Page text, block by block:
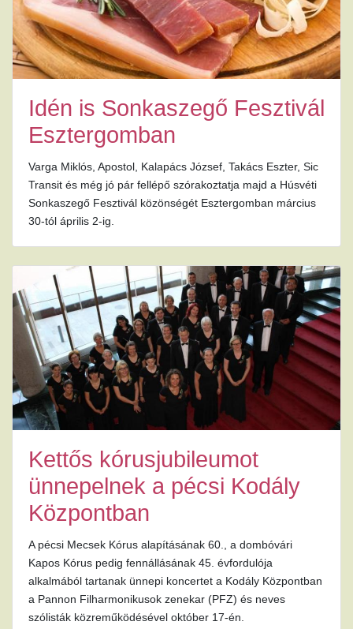
Idén is Sonkaszegő Fesztivál
Esztergomban
Varga Miklós, Apostol, Kalapács József, Takács Eszter, Sic
Transit és még jó pár fellépő szórakoztatja majd a Húsvéti
Sonkaszegő Fesztivál közönségét Esztergomban március
30-tól április 2-ig.
Kettős kórusjubileumot
ünnepelnek a pécsi Kodály
Központban
A pécsi Mecsek Kórus alapításának 60., a dombóvári
Kapos Kórus pedig fennállásának 45. évfordulója
alkalmából tartanak ünnepi koncertet a Kodály Központban
a Pannon Filharmonikusok zenekar (PFZ) és neves
szólisták közreműködésével október 17-én.